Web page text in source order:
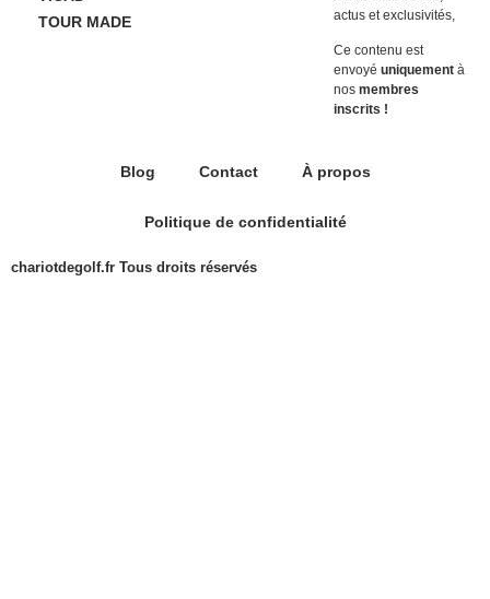
TOUR MADE
actus et exclusivités,
Ce contenu est
envoyéuniquement à
nosmembres
inscrits !
chariotdegolf.fr Tous droits réservés
Blog Contact À propos
Politique de confidentialité